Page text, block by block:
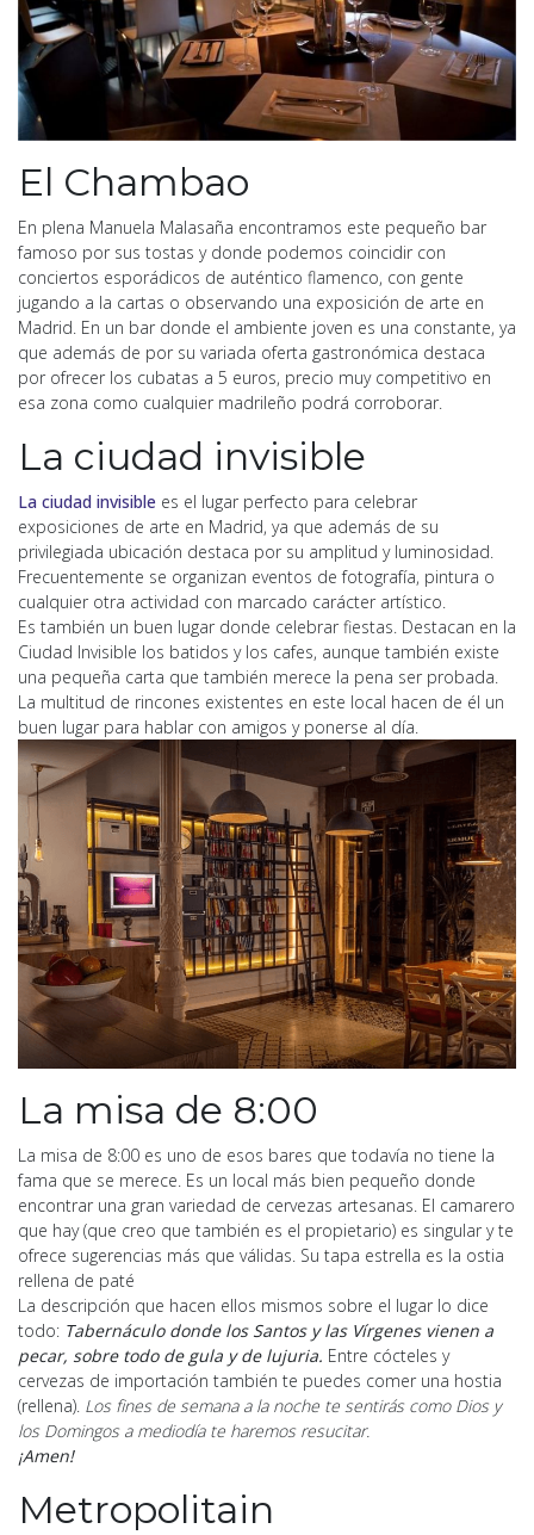
El Chambao
En plena Manuela Malasaña encontramos este pequeño bar
famoso por sus tostas y donde podemos coincidir con
conciertos esporádicos de auténtico flamenco, con gente
jugando a la cartas o observando una exposición de arte en
Madrid. En un bar donde el ambiente joven es una constante, ya
que además de por su variada oferta gastronómica destaca
por ofrecer los cubatas a 5 euros, precio muy competitivo en
esa zona como cualquier madrileño podrá corroborar.
La ciudad invisible
La ciudad invisible es el lugar perfecto para celebrar
exposiciones de arte en Madrid, ya que además de su
privilegiada ubicación destaca por su amplitud y luminosidad.
Frecuentemente se organizan eventos de fotografía, pintura o
cualquier otra actividad con marcado carácter artístico.
Es también un buen lugar donde celebrar fiestas. Destacan en la
Ciudad Invisible los batidos y los cafes, aunque también existe
una pequeña carta que también merece la pena ser probada.
La multitud de rincones existentes en este local hacen de él un
buen lugar para hablar con amigos y ponerse al día.
La misa de 8:00
La misa de 8:00 es uno de esos bares que todavía no tiene la
fama que se merece. Es un local más bien pequeño donde
encontrar una gran variedad de cervezas artesanas. El camarero
que hay (que creo que también es el propietario) es singular y te
ofrece sugerencias más que válidas. Su tapa estrella es la ostia
rellena de paté
La descripción que hacen ellos mismos sobre el lugar lo dice
todo: Tabernáculo donde los Santos y las Vírgenes vienen a
pecar, sobre todo de gula y de lujuria. Entre cócteles y
cervezas de importación también te puedes comer una hostia
(rellena). Los fines de semana a la noche te sentirás como Dios y
los Domingos a mediodía te haremos resucitar.
¡Amen!
Metropolitain